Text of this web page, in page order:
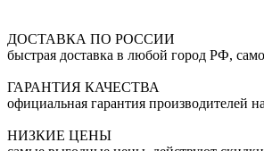
ДОСТАВКА ПО РОССИИ
быстрая доставка в любой город РФ,
ГАРАНТИЯ КАЧЕСТВА
официальная гарантия производителей
НИЗКИЕ ЦЕНЫ